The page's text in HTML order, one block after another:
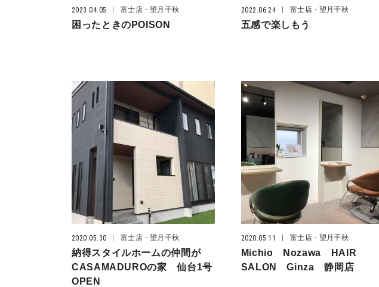
2023.04.05 富士店 - 望月千秋
困ったときのPOISON
2022.06.24 富士店 - 望月千秋
五感で楽しもう
2020.05.30 富士店 - 望月千秋
納得スタイルホームの仲間が
CASAMADUROの家 仙台1号
OPEN
2020.05.11 富士店 - 望月千秋
Michio Nozawa HAIR
SALON Ginza 静岡店